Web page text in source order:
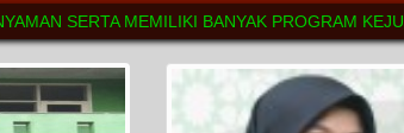
SERTA MEMILIKI BANYAK PROGRAM